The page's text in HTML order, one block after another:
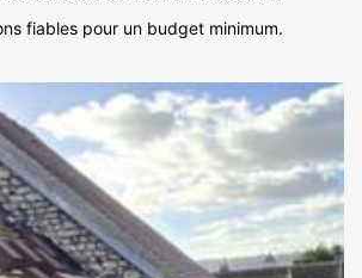
fiables pour un budget minimum.